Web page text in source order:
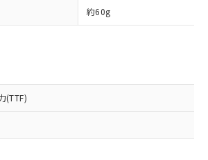
約60g
(TTF)
バーズにご登録されている必要が
談に必要な範囲で利用すること
承ください。
の共同利用者とは、
利用に関して"
の「1.共同利
す。
有証明書（当社基準）
確認です。当社販売部門へお問
ださい。